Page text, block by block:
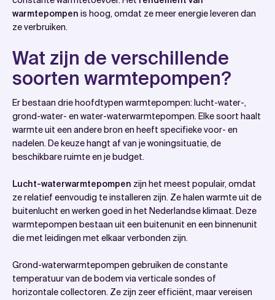
warmtepompen is hoog, omdat ze meer energie leveren dan
ze verbruiken.
Wat zijn de verschillende
soorten warmtepompen?
Er bestaan drie hoofdtypen warmtepompen: lucht-water-,
grond-water- en water-waterwarmtepompen. Elke soort haalt
warmte uit een andere bron en heeft specifieke voor- en
nadelen. De keuze hangt af van je woningsituatie, de
beschikbare ruimte en je budget.
Lucht-waterwarmtepompen zijn het meest populair, omdat
ze relatief eenvoudig te installeren zijn. Ze halen warmte uit de
buitenlucht en werken goed in het Nederlandse klimaat. Deze
warmtepompen bestaan uit een buitenunit en een binnenunit
die met leidingen met elkaar verbonden zijn.
Grond-waterwarmtepompen gebruiken de constante
temperatuur van de bodem via verticale sondes of
horizontale collectoren. Ze zijn zeer efficiënt, maar vereisen